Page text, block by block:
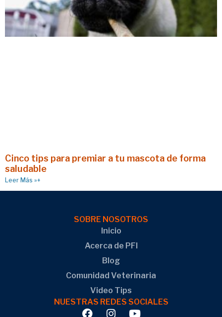
Cinco tips para premiar a tu mascota de forma
saludable
Leer Más »+
SOBRE NOSOTROS
Inicio
Acerca de PFI
Blog
Comunidad Veterinaria
Video Tips
NUESTRAS REDES SOCIALES